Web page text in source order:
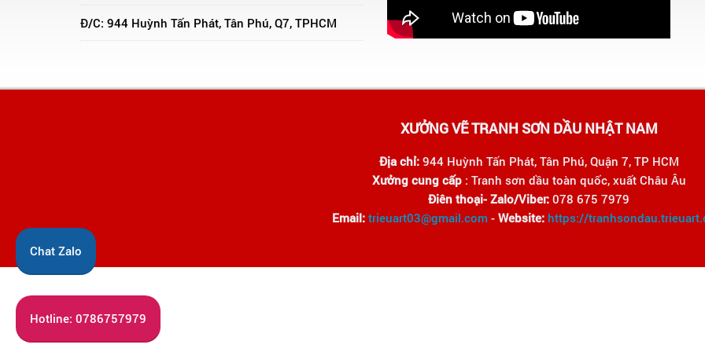
Đ/C: 944 Huỳnh Tấn Phát, Tân Phú, Q7, TPHCM
Chat Zalo
Hotline: 0786757979
XƯỞNG VẼ TRANH SƠN DẦU NHẬT NAM
Địa chỉ:944 Huỳnh Tấn Phát, Tân Phú, Quận 7, TP HCM
Xưởng cung cấp: Tranh sơn dầu toàn quốc, xuất Châu Âu
Điên thoại- Zalo/Viber: 078 675 7979
Email: trieuart03@gmail.com - Website: https://